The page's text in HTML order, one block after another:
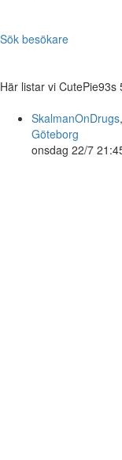
Sök besökare
Här listar vi
SkalmanOnDrugs
Göteborg
onsdag 22/7